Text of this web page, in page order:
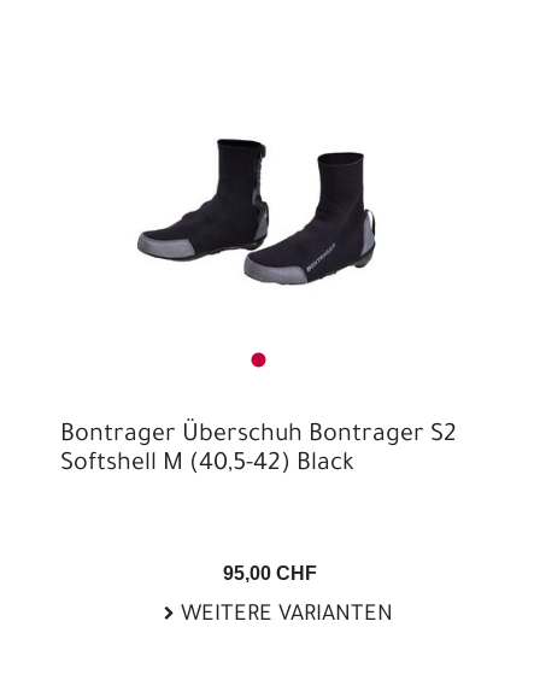
Bontrager Überschuh Bontrager S2
Softshell M (40,5-42) Black
95,00 CHF
WEITERE VARIANTEN